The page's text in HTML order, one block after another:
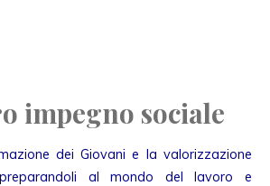
impegno sociale
dei Giovani e la valorizzazione
al mondo del lavoro e